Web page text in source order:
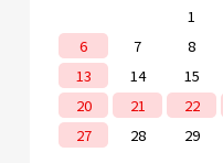
1
6
7 8
13
14 15
20
21 22
27
28 29